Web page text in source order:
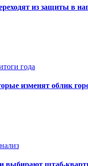
из защиты в
года
изменят облик
выбирают штаб-